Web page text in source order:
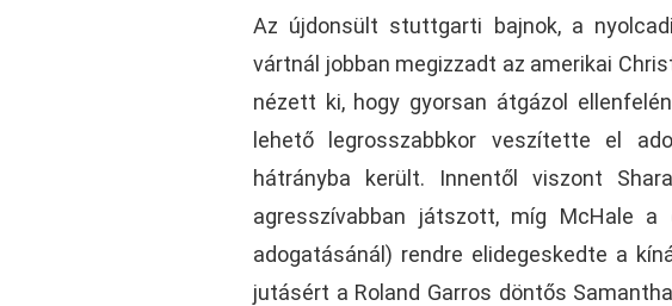
Az újdonsült stuttgarti bajnok, a
vártnál jobban megizzadt az amerikai
nézett ki, hogy gyorsan átgázol
lehető legrosszabbkor veszítette el
hátrányba került. Innentől viszont
agresszívabban játszott, míg McHale a
adogatásánál) rendre elidegeskedte a
jutásért a Roland Garros döntős